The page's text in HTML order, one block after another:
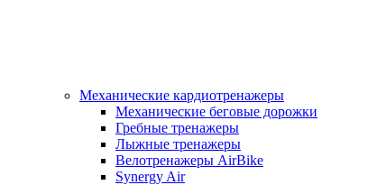
Механические кардиотренажеры
Механические беговые дорожки
Гребные тренажеры
Лыжные тренажеры
Велотренажеры AirBike
Synergy Air